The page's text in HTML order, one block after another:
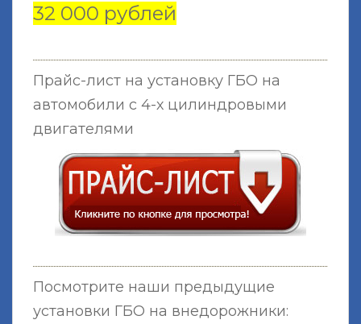
32 000 рублей
Прайс-лист на установку ГБО на
автомобили с 4-х цилиндровыми
двигателями
Посмотрите наши предыдущие
установки ГБО на внедорожники: